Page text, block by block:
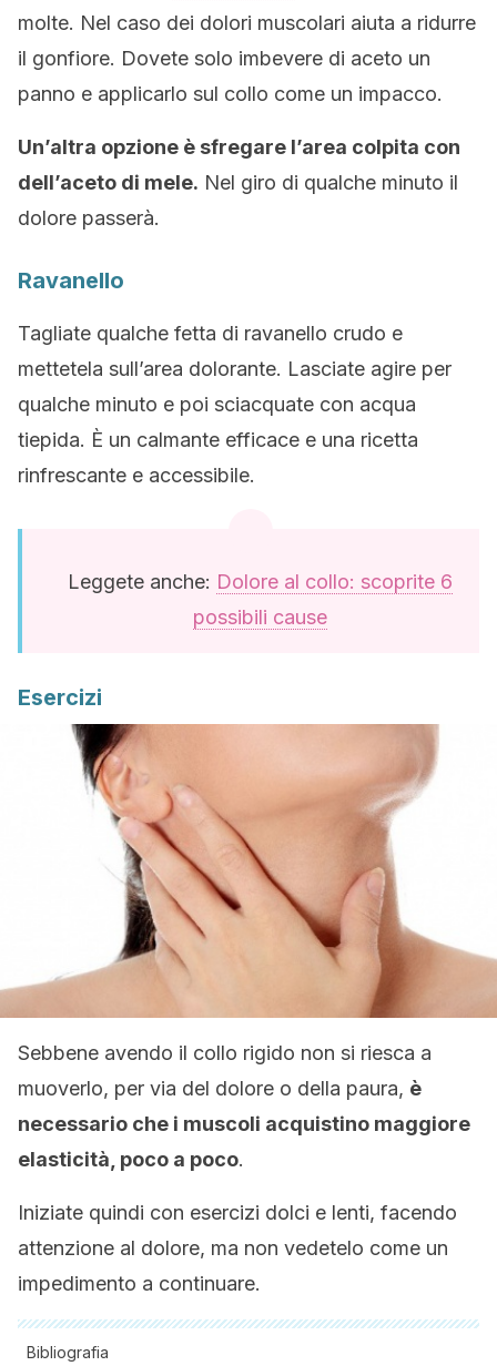
molte. Nel caso dei dolori muscolari aiuta a ridurre
il gonfiore. Dovete solo imbevere di aceto un
panno e applicarlo sul collo come un impacco.
Un’altra opzione è sfregare l’area colpita con
dell’aceto di mele. Nel giro di qualche minuto il
dolore passerà.
Ravanello
Tagliate qualche fetta di ravanello crudo e
mettetela sull’area dolorante. Lasciate agire per
qualche minuto e poi sciacquate con acqua
tiepida. È un calmante efficace e una ricetta
rinfrescante e accessibile.
Leggete anche: Dolore al collo: scoprite 6
possibili cause
Esercizi
Sebbene avendo il collo rigido non si riesca a
muoverlo, per via del dolore o della paura, è
necessario che i muscoli acquistino maggiore
elasticità, poco a poco.
Iniziate quindi con esercizi dolci e lenti, facendo
attenzione al dolore, ma non vedetelo come un
impedimento a continuare.
Bibliografia